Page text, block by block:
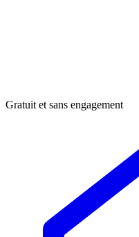
Gratuit et sans engagement